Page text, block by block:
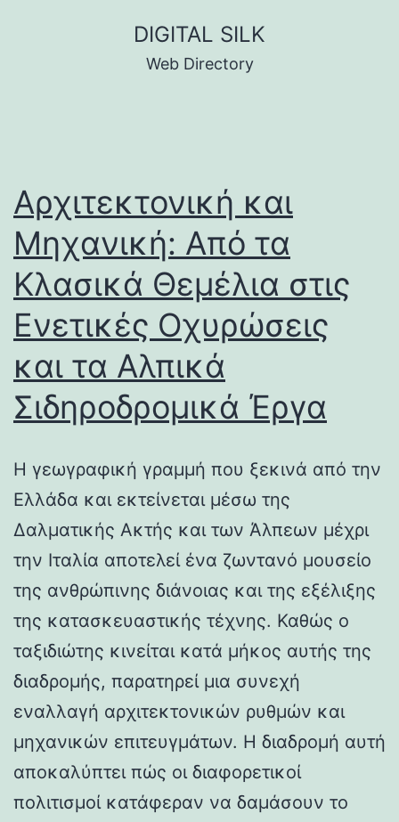
DIGITAL SILK
Web Directory
Αρχιτεκτονική και
Μηχανική: Από τα
Κλασικά Θεμέλια στις
Ενετικές Οχυρώσεις
και τα Αλπικά
Σιδηροδρομικά Έργα
Η γεωγραφική γραμμή που ξεκινά από την
Ελλάδα και εκτείνεται μέσω της
Δαλματικής Ακτής και των Άλπεων μέχρι
την Ιταλία αποτελεί ένα ζωντανό μουσείο
της ανθρώπινης διάνοιας και της εξέλιξης
της κατασκευαστικής τέχνης. Καθώς ο
ταξιδιώτης κινείται κατά μήκος αυτής της
διαδρομής, παρατηρεί μια συνεχή
εναλλαγή αρχιτεκτονικών ρυθμών και
μηχανικών επιτευγμάτων. Η διαδρομή αυτή
αποκαλύπτει πώς οι διαφορετικοί
πολιτισμοί κατάφεραν να δαμάσουν το